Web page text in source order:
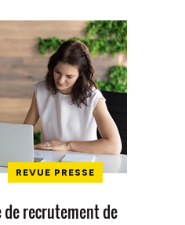
REVUE PRESSE
de recrutement de